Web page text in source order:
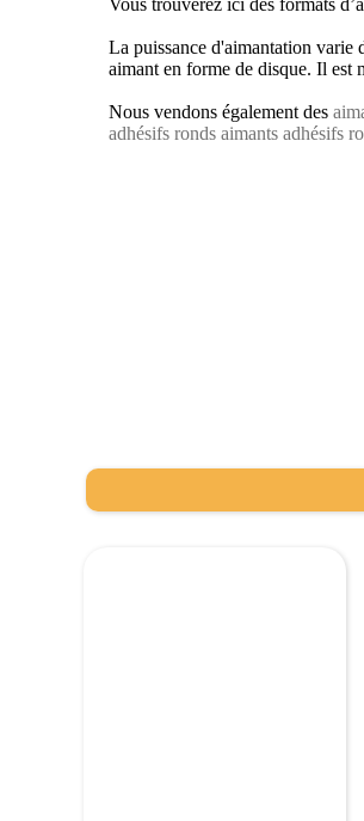
La puissance d'aimantation varie
aimant en forme de disque. Il est
Nous vendons également des
adhésifs ronds aimants adhésifs